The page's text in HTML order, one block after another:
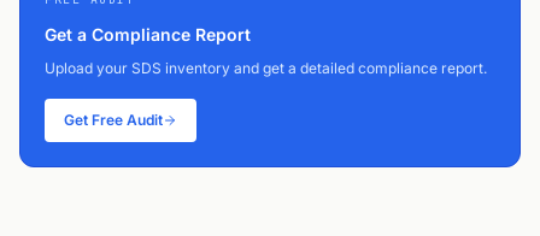
Get a Compliance Report
Upload your SDS inventory and get a detailed compliance report.
Get Free Audit